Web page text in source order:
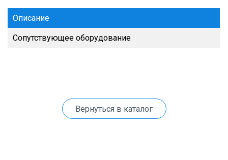
Описание
Сопутствующее оборудование
Вернуться в каталог